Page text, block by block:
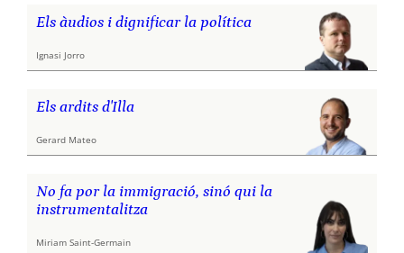
Els àudios i dignificar la política
Ignasi Jorro
Els ardits d'Illa
Gerard Mateo
No fa por la immigració, sinó qui la
instrumentalitza
Miriam Saint-Germain